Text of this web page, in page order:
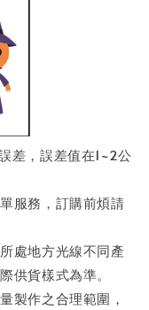
差，誤差值在1~2公
服務，訂購前煩請
處地方光線不同產
供貨樣式為準。
製作之合理範圍，